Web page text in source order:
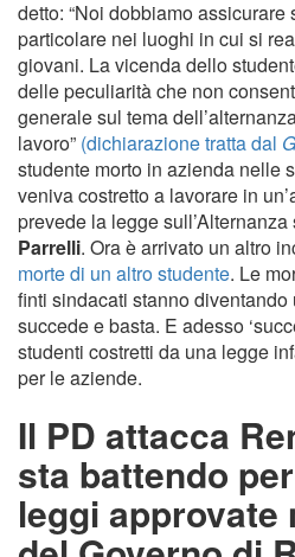
detto: “Noi dobbiamo
particolare nei luoghi in cui si
giovani. La vicenda dello
delle peculiarità che non
generale sul tema
lavoro” (dichiarazione tratta dal
studente morto in azienda nelle
veniva costretto a lavorare in
prevede la legge
Parrelli. Ora è arrivato un altro
morte di un altro studente. Le
finti sindacati stanno diventando
succede e basta. E adesso
studenti costretti da una legge
per le aziende.
Il PD attacca
sta battendo
leggi approvate